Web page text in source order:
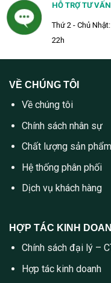
HỖ TRỢ TƯ VẤN
Thứ 2 - Chủ
22h
VỀ CHÚNG TÔI
Về chúng tôi
Chính sách nhân sự
Chất lượng sản phẩm
Hệ thống phân phối
Dịch vụ khách hàng
HỢP TÁC KINH
Chính sách đại lý –
Hợp tác kinh doanh